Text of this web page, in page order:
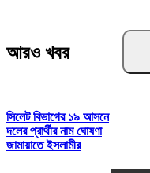
আরও খবর
সিলেট বিভাগের ১৯ আসনে
দলের প্রার্থীর নাম ঘোষণা
জামায়াতে ইসলামীর